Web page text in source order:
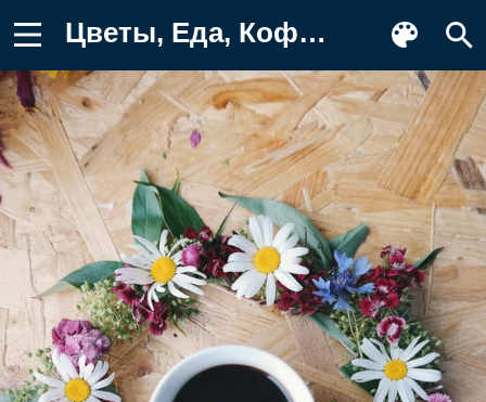
Цветы, Еда, Кофе, Венок, Поверхность Обои для телефона